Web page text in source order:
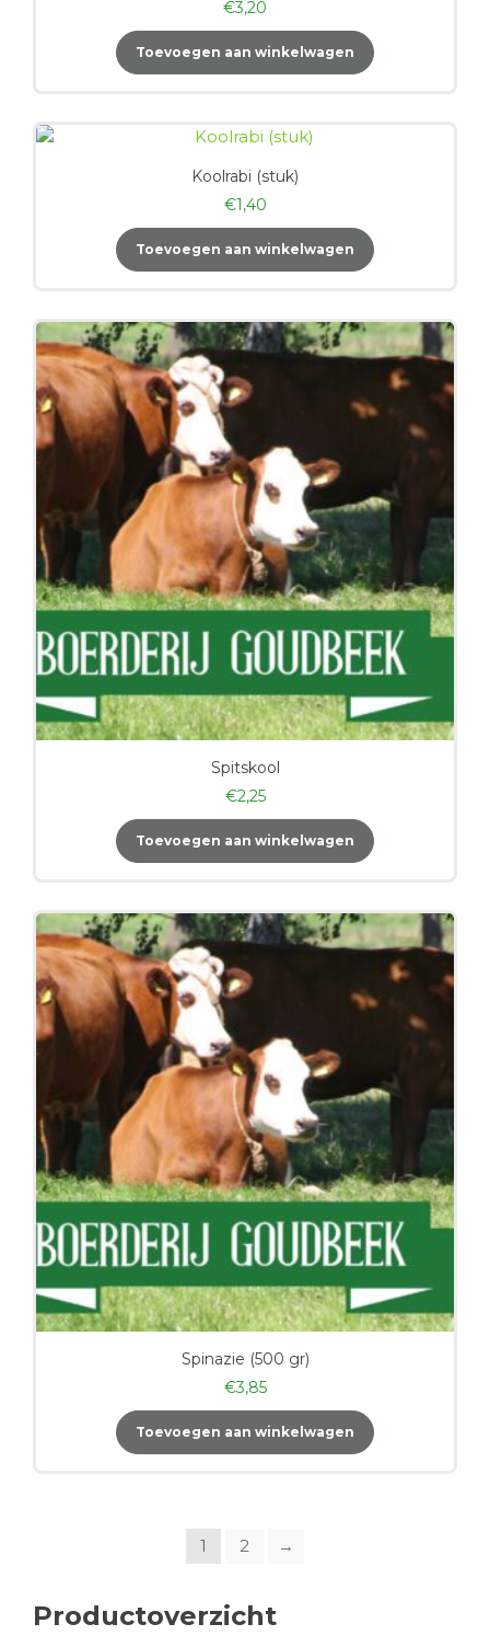
€3,20
Toevoegen aan winkelwagen
Koolrabi (stuk)
€1,40
Toevoegen aan winkelwagen
Spitskool
€2,25
Toevoegen aan winkelwagen
Spinazie (500 gr)
€3,85
Toevoegen aan winkelwagen
1 2 →
Productoverzicht